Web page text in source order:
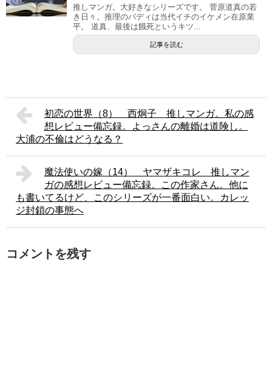
推しマンガ。大好きなシリーズです。 菅原道真の若
き日々。推理のバディは当代イチのイケメン在原業
平。 道真、最後は餓死というキツ...
記事を読む
初恋の世界（8） 西炯子 推しマンガ。私の感
想レビュー備忘録。よっさんの離婚は道険し。
大浦の不倫はどうなる？
魔法使いの嫁（14） ヤマザキコレ 推しマン
ガの感想レビュー備忘録。この作家さん。他に
も書いてるけど、このシリーズが一番面白い。カレッ
ジ封鎖の事態へ
コメントを残す